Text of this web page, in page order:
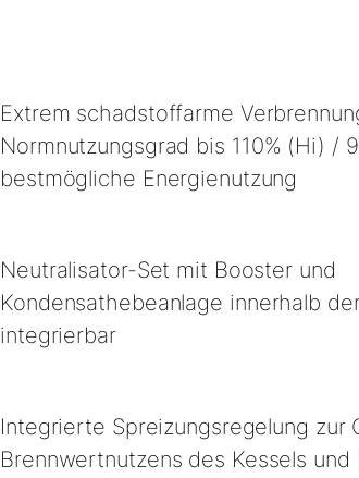
Extrem schadstoffarme
Normnutzungsgrad bis 110% (Hi) /
bestmögliche Energienutzung
Neutralisator-Set mit Booster und
Kondensathebeanlage innerhalb
integrierbar
Integrierte Spreizungsregelung zur
Brennwertnutzens des Kessels